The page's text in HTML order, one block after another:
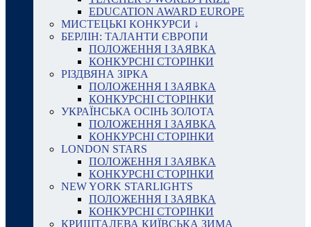
EDUCATION AWARD EUROPE
МИСТЕЦЬКІ КОНКУРСИ ↓
БЕРЛІН: ТАЛАНТИ ЄВРОПИ
ПОЛОЖЕННЯ І ЗАЯВКА
КОНКУРСНІ СТОРІНКИ
РІЗДВЯНА ЗІРКА
ПОЛОЖЕННЯ І ЗАЯВКА
КОНКУРСНІ СТОРІНКИ
УКРАЇНСЬКА ОСІНЬ ЗОЛОТА
ПОЛОЖЕННЯ І ЗАЯВКА
КОНКУРСНІ СТОРІНКИ
LONDON STARS
ПОЛОЖЕННЯ І ЗАЯВКА
КОНКУРСНІ СТОРІНКИ
NEW YORK STARLIGHTS
ПОЛОЖЕННЯ І ЗАЯВКА
КОНКУРСНІ СТОРІНКИ
КРИШТАЛЕВА КИЇВСЬКА ЗИМА